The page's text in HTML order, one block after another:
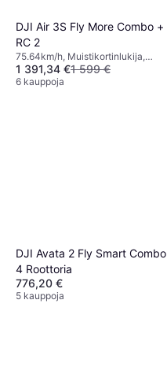
DJI Air 3S Fly More Combo +
RC 2
75.64km/h, Muistikortinlukija,
Radiolähetin, Kamera, LED-valot,
USB-liitin, Bluetooth, GPS
1 391,34 €1 599 €
6 kauppoja
DJI Avata 2 Fly Smart Combo
4 Roottoria
776,20 €
5 kauppoja